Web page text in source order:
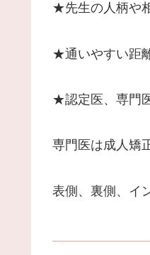
★先生の人柄や
★通いやすい距
★認定医、専門
専門医は成人矯
表側、裏側、イ